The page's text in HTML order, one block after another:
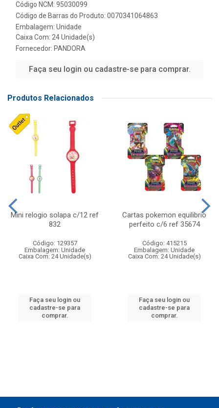
Código NCM: 95030099
Código de Barras do Produto: 0070341064863
Embalagem: Unidade
Caixa Com: 24 Unidade(s)
Fornecedor: PANDORA
Faça seu login ou cadastre-se para comprar.
Produtos Relacionados
Mini relogio solapa c/12 ref
832
Código: 129357
Embalagem: Unidade
Caixa Com: 24 Unidade(s)
Faça seu login ou
cadastre-se para
comprar.
Cartas pokemon equilibrio
perfeito c/6 ref 35674
Código: 415215
Embalagem: Unidade
Caixa Com: 24 Unidade(s)
Faça seu login ou
cadastre-se para
comprar.